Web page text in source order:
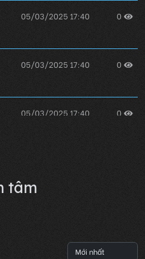
05/03/2025 17:40 0
05/03/2025 17:40 0
05/03/2025 17:40 0
tâm